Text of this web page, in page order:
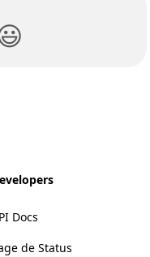
Docs
de Status